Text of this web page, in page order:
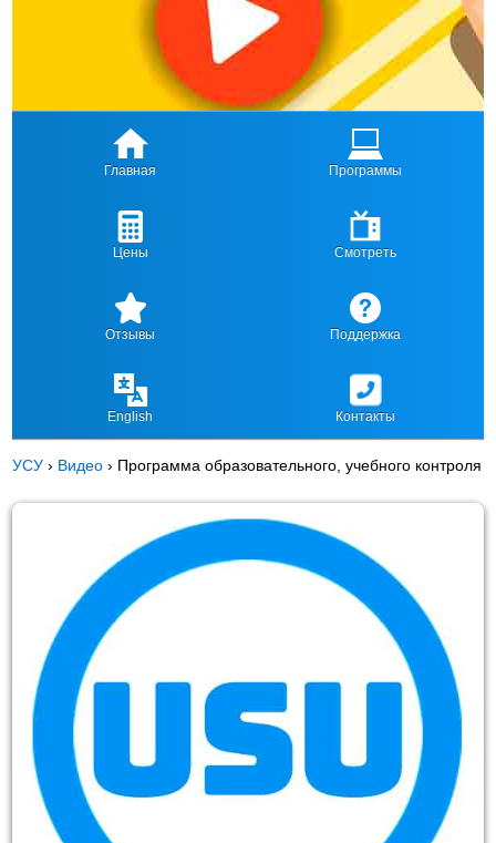
Главная Программы
Цены Смотреть
Отзывы Поддержка
English Контакты
УСУ › Видео › Программа образовательного, учебного контроля